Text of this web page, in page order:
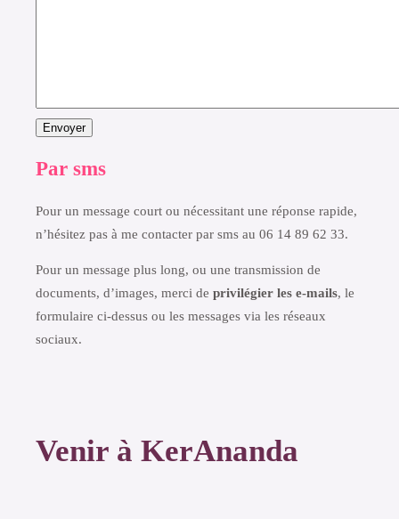
Envoyer
Par sms
Pour un message court ou nécessitant une réponse rapide,
n’hésitez pas à me contacter par sms au 06 14 89 62 33.
Pour un message plus long, ou une transmission de
documents, d’images, merci de privilégier les e-mails, le
formulaire ci-dessus ou les messages via les réseaux
sociaux.
Venir à KerAnanda